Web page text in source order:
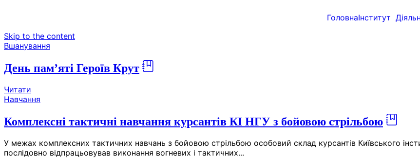
ГоловнаІнститут
Skip to the content
Вшанування
День пам’яті Героїв Крут
Читати
Навчання
Комплексні тактичні навчання курсантів КІ НГУ з бойовою стрільбою
У межах комплексних тактичних навчань з бойовою стрільбою особовий склад курсантів Київського
послідовно відпрацьовував виконання вогневих і тактичних...